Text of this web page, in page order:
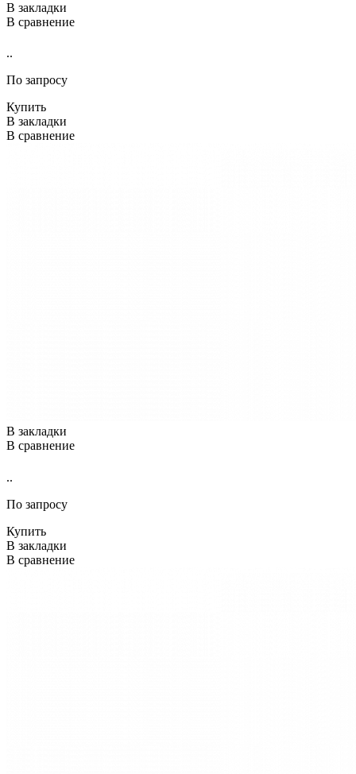
В закладки
В сравнение
..
По запросу
Купить
В закладки
В сравнение
В закладки
В сравнение
..
По запросу
Купить
В закладки
В сравнение